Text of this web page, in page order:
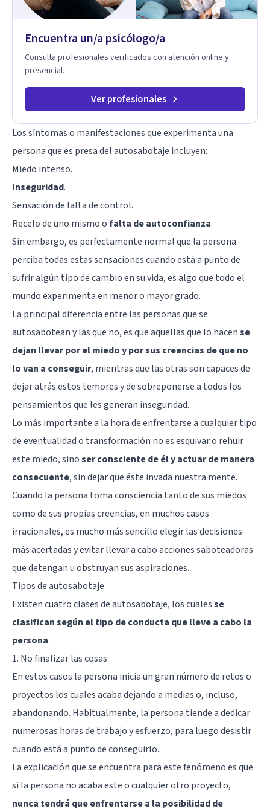
Encuentra un/a psicólogo/a
Consulta profesionales verificados con atención online y
presencial.
Ver profesionales
Los síntomas o manifestaciones que experimenta una
persona que es presa del autosabotaje incluyen:
Miedo intenso.
Inseguridad.
Sensación de falta de control.
Recelo de uno mismo ofalta de autoconfianza.
Sin embargo, es perfectamente normal que la persona
perciba todas estas sensaciones cuando está a punto de
sufrir algún tipo de cambio en su vida, es algo que todo el
mundo experimenta en menor o mayor grado.
La principal diferencia entre las personas que se
autosabotean y las que no, es que aquellas que lo hacense
dejan llevar por el miedo y por sus creencias de que no
lo van a conseguir, mientras que las otras son capaces de
dejar atrás estos temores y de sobreponerse a todos los
pensamientos que les generan inseguridad.
Lo más importante a la hora de enfrentarse a cualquier tipo
de eventualidad o transformación no es esquivar o rehuir
este miedo, sinoser consciente de él y actuar de manera
consecuente, sin dejar que éste invada nuestra mente.
Cuando la persona toma consciencia tanto de sus miedos
como de sus propias creencias, en muchos casos
irracionales, es mucho más sencillo elegir las decisiones
más acertadas y evitar llevar a cabo acciones saboteadoras
que detengan u obstruyan sus aspiraciones.
Tipos de autosabotaje
Existen cuatro clases de autosabotaje, los cualesse
clasifican según el tipo de conducta que lleve a cabo la
persona.
1. No finalizar las cosas
En estos casos la persona inicia un gran número de retos o
proyectos los cuales acaba dejando a medias o, incluso,
abandonando. Habitualmente, la persona tiende a dedicar
numerosas horas de trabajo y esfuerzo, para luego desistir
cuando está a punto de conseguirlo.
La explicación que se encuentra para este fenómeno es que
si la persona no acaba este o cualquier otro proyecto,
nunca tendrá que enfrentarse a la posibilidad de